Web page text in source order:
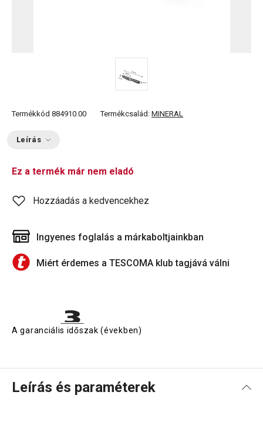
Termékkód 884910.00 Termékcsalád: MINERAL
Leírás
Ez a termék már nem eladó
Hozzáadás a kedvencekhez
Ingyenes foglalás a márkaboltjainkban
Miért érdemes a TESCOMA klub tagjává válni
A garanciális időszak (években)
Leírás és paraméterek